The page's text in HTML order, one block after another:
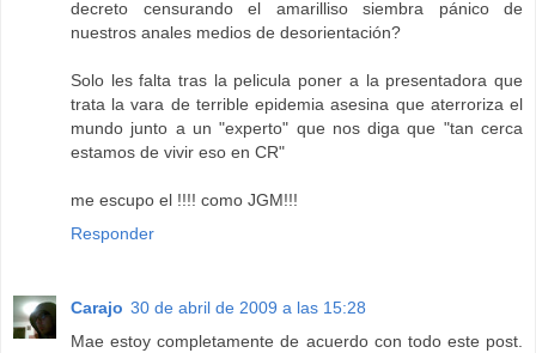
decreto censurando el amarilliso siembra pánico de
nuestros anales medios de desorientación?
Solo les falta tras la pelicula poner a la presentadora que
trata la vara de terrible epidemia asesina que aterroriza el
mundo junto a un "experto" que nos diga que "tan cerca
estamos de vivir eso en CR"
me escupo el !!!! como JGM!!!
Responder
Carajo 30 de abril de 2009 a las 15:28
Mae estoy completamente de acuerdo con todo este post.